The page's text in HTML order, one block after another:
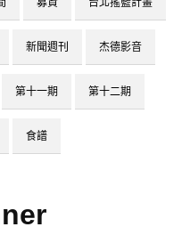
募資 台北搖籃計畫
新聞週刊 杰德影音
第十一期 第十二期
食譜